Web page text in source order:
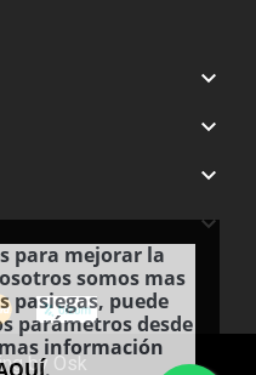
para mejorar la
somos mas
pasiegas, puede
parámetros desde
información




by Osk